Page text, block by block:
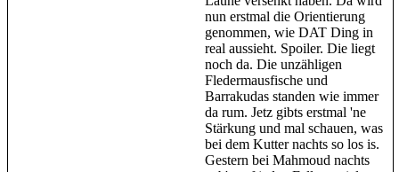
nun erstmal die Orientierung
genommen, wie DAT Ding in
real aussieht. Spoiler. Die liegt
noch da. Die unzähligen
Fledermausfische und
Barrakudas standen wie immer
da rum. Jetz gibts erstmal 'ne
Stärkung und mal schauen, was
bei dem Kutter nachts so los is.
Gestern bei Mahmoud nachts